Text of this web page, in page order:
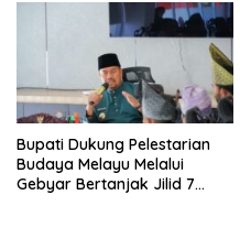
Bupati Dukung Pelestarian
Budaya Melayu Melalui
Gebyar Bertanjak Jilid 7